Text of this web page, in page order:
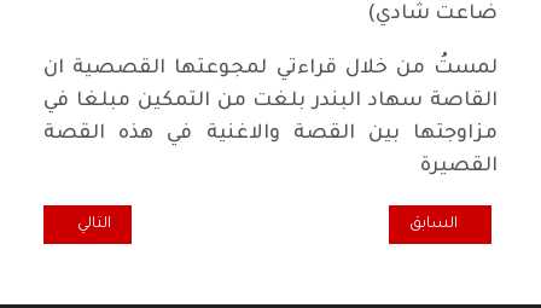
ضاعت شادي)
لمستُ من خلال قراءتي لمجوعتها القصصية ان
القاصة سهاد البندر بلغت من التمكين مبلغا في
مزاوجتها بين القصة والاغنية في هذه القصة
القصيرة
المقال السابق: (115)
السابق المقال التالي:
التالي